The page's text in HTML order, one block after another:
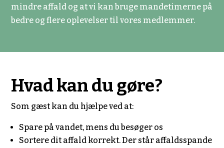
mindre affald og at vi kan bruge mandetimerne på
bedre og flere oplevelser til vores medlemmer.
Hvad kan du gøre?
Som gæst kan du hjælpe ved at:
Spare på vandet, mens du besøger os
Sortere dit affald korrekt. Der står affaldsspande